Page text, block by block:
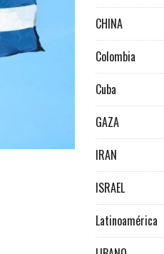
CHINA
Colombia
Cuba
GAZA
IRAN
ISRAEL
Latinoamérica